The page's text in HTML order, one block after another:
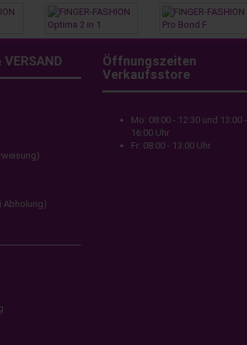
Abholung)
Öffnungszeiten
Verkaufsstore
Mo: 08:00 - 12:30 und 13:00 -
16:00 Uhr
Fr: 08:00 - 13:00 Uhr